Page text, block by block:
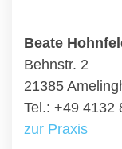
Beate
Behnstr. 2
21385
Tel.: +49 4132
zur Praxis